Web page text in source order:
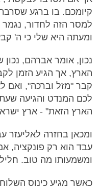
קיומכם. בו ברגע
למסר הזה לחדור,
ומעתה היא שלי כי ה'
נכון, אומר אברהם,
הארץ, אך הגיע הזמן
קבר "מזל וברכה", ואם
לכם המנדט והגיעה
הארץ הזאת" - ארץ
ומכאן בחזרה לאליעזר
עבד הוא רק פונקציה,
ומשמעותו מה טוב.
כאשר מגיע כינוס